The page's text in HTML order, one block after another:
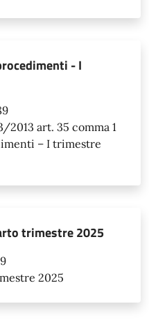
- I
2013 art. 35 comma 1
– I trimestre
trimestre 2025
2025